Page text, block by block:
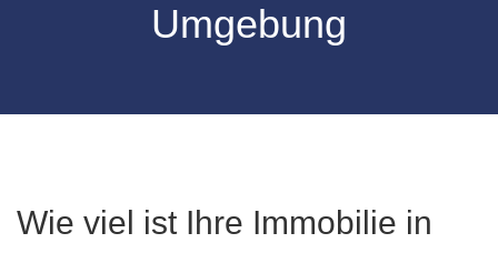
Umgebung
Wie viel ist Ihre Immobilie in